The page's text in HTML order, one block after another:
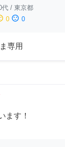
代 / 東京都
0 sentiment_dissatisfied 0
専用
ます！